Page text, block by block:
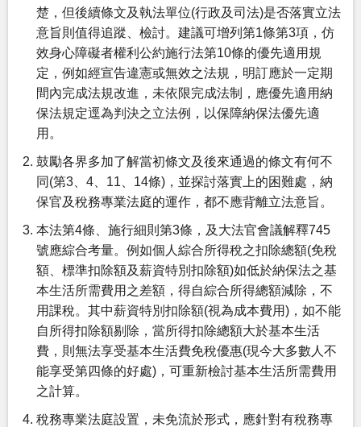
楚，但後續條文及執法單位(行政及司法)是否落實立法
意旨則值得追蹤、檢討。建議可增列第1條第3項，仿
效身心障礙者權利公約施行法第10條的優先適用規
定，例如經宣告違憲或無效之法規，明訂應於一定期
間內完成法規改進，未依限完成法制，應優先適用納
保法規定逕為判決之立法例，以保障納保法優先適
用。
鼓勵各界多加了解當初條文及後來通過的條文有何不
同(第3、4、11、14條)，並探討落實上的困難處，納
保官及稅務專業法庭的運作，都不應背離立法意旨。
本法第4條、施行細則第3條，及大法官會議解釋745
號應綜合考量。例如個人綜合所得稅之扣除總額(免稅
額、標準扣除額及薪資特別扣除額)如低於納保法之基
本生活所需費用之差額，得自綜合所得總額減除，不
用課稅。其中薪資特別扣除額(視為成本費用)，如不能
自所得扣除額剔除，當所得扣除總額大於基本生活
費，則無法享受基本生活費免稅優惠(現今大多數人不
能享受第四條的好處)，可重新檢討基本生活所需費用
之計算。
稅務專業法庭設置，未免流於形式，應針對有稅務專